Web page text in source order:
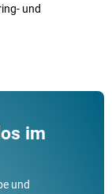
und
im
und